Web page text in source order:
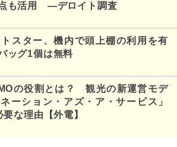
も活用 ―デロイト調査
スター、機内で頭上棚の利用を有
ッグ1個は無料
の役割とは？ 観光の新運営モデ
ーション・アズ・ア・サービス」
要な理由【外電】